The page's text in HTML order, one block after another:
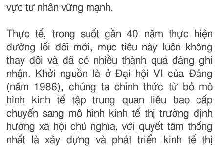
vực tư nhân vững mạnh.
Thực tế, trong suốt gần 40 năm thực hiện
đường lối đổi mới, mục tiêu này luôn không
thay đổi và đã có nhiều thành quả đáng ghi
nhận. Khởi nguồn là ở Đại hội VI của Đảng
(năm 1986), chúng ta chính thức từ bỏ mô
hình kinh tế tập trung quan liêu bao cấp
chuyển sang mô hình kinh tế thị trường định
hướng xã hội chủ nghĩa, với quyết tâm thống
nhất là xây dựng và phát triển kinh tế thị